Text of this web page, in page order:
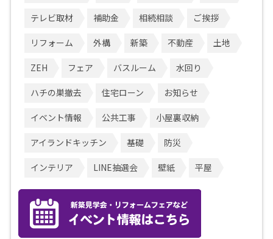
テレビ取材 補助金 相続相談 ご挨拶
リフォーム 外構 新築 不動産 土地
ZEH フェア バスルーム 水回り
ハチの巣撤去 住宅ローン お知らせ
イベント情報 公共工事 小屋裏収納
アイランドキッチン 基礎 防災
インテリア LINE抽選会 壁紙 平屋